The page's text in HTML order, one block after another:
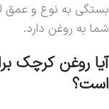
بستگی به نوع و
شما به روغن دارد.
آیا روغن کرچک
است؟